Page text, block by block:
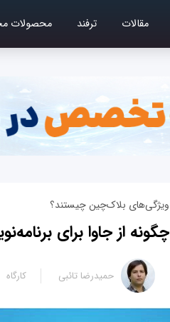
مقالات ترفند محصولات
ویژگی‌های بلاک‌چین چیستند؟
چگونه از جاوا برای
حمیدرضا تائبی کارگاه